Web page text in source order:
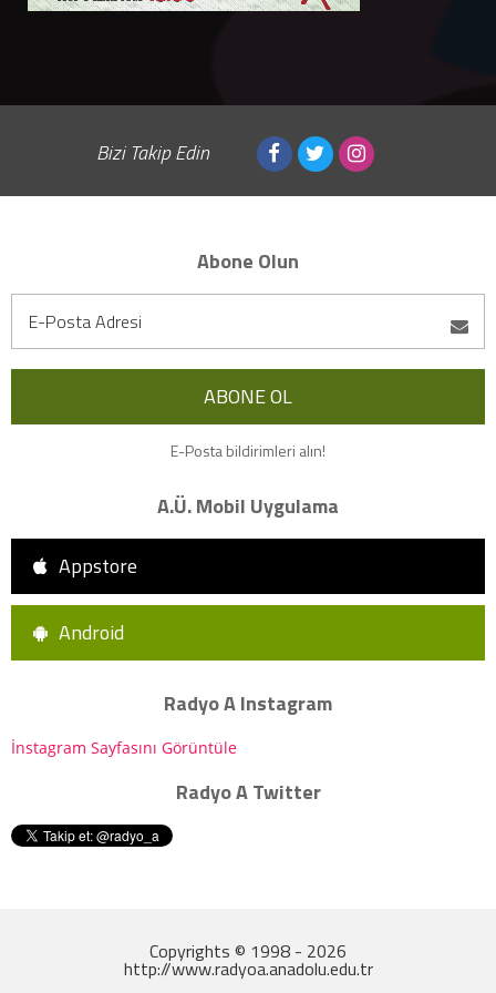
Bizi Takip Edin
Abone Olun
E-Posta bildirimleri alın!
A.Ü. Mobil Uygulama
Appstore
Android
Radyo A Instagram
İnstagram Sayfasını Görüntüle
Radyo A Twitter
Copyrights © 1998 - 2026
http://www.radyoa.anadolu.edu.tr